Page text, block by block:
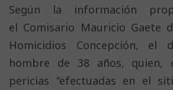
Según la información
el Comisario Mauricio Gaete
Homicidios Concepción, el
hombre de 38 años, quien,
pericias “efectuadas en el